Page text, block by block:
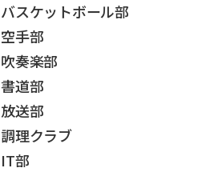
バスケットボール部
空手部
吹奏楽部
書道部
放送部
調理クラブ
IT部